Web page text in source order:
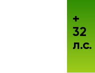
+
32
л.с.